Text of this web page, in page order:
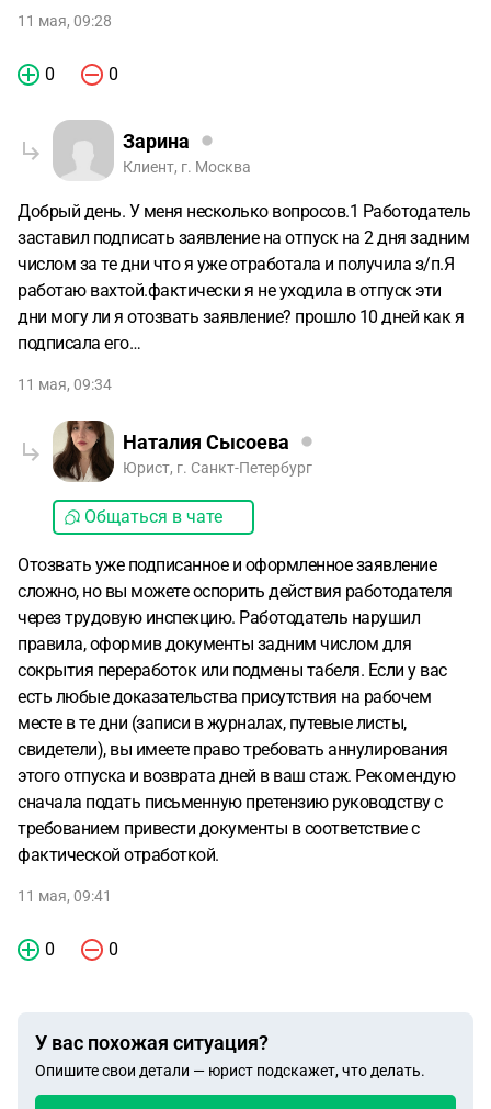
11 мая, 09:28
0 0
Зарина
Клиент, г. Москва
Добрый день. У меня несколько вопросов.1 Работодатель
заставил подписать заявление на отпуск на 2 дня задним
числом за те дни что я уже отработала и получила з/п.Я
работаю вахтой.фактически я не уходила в отпуск эти
дни могу ли я отозвать заявление? прошло 10 дней как я
подписала его…
11 мая, 09:34
Наталия Сысоева
Юрист, г. Санкт-Петербург
Общаться в чате
Отозвать уже подписанное и оформленное заявление
сложно, но вы можете оспорить действия работодателя
через трудовую инспекцию. Работодатель нарушил
правила, оформив документы задним числом для
сокрытия переработок или подмены табеля. Если у вас
есть любые доказательства присутствия на рабочем
месте в те дни (записи в журналах, путевые листы,
свидетели), вы имеете право требовать аннулирования
этого отпуска и возврата дней в ваш стаж. Рекомендую
сначала подать письменную претензию руководству с
требованием привести документы в соответствие с
фактической отработкой.
11 мая, 09:41
0 0
У вас похожая ситуация?
Опишите свои детали — юрист подскажет, что делать.